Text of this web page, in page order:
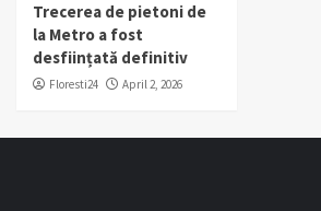
Trecerea de pietoni de
la Metro a fost
desființată definitiv
Floresti24 April 2, 2026